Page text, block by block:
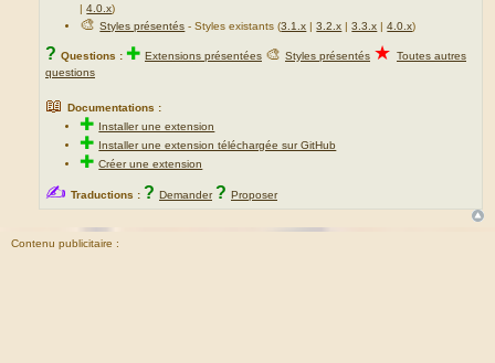
|4.0.x)
🎨Styles présentés - Styles existants (3.1.x |3.2.x |3.3.x |4.0.x)
? Questions : ✚ Extensions présentées 🎨 Styles présentés ★ Toutes autres
questions
📖 Documentations :
✚ Installer une extension
✚ Installer une extension téléchargée sur GitHub
✚Créer une extension
✍ Traductions : ? Demander ? Proposer
Contenu publicitaire :